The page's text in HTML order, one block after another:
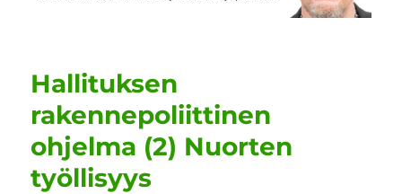
Hallituksen
rakennepoliittinen
ohjelma (2) Nuorten
työllisyys